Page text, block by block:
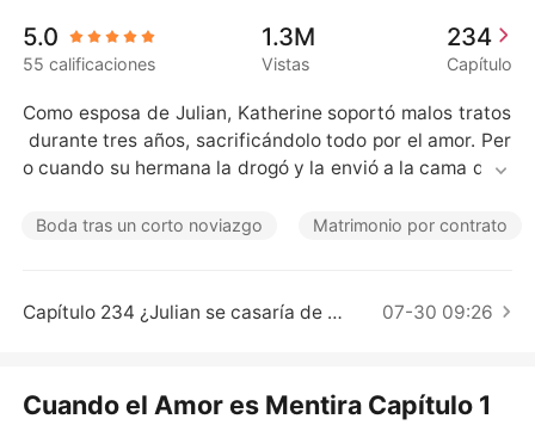
Instalar APP
Urbano
Cuentos Cortos
5.0
55 calificaciones
1.3M
Vistas
234
Capítulo
Como esposa de Julian, Katherine soportó malos tratos
durante tres años, sacrificándolo todo por el amor. Per
o cuando su hermana la drogó y la envió a la cama de u
orcio y se alejó de ese matrimonio lleno de pesar.
ante con el mundo a sus pies. Cuando Julian volvió a ve
Boda tras un corto noviazgo Matrimonio por contrato
Capítulo 234 ¿Julian se casaría de nuevo con Katherine 07-30 09:26
Cuando el Amor es Mentira Capítulo 1